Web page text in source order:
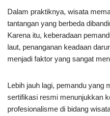
Dalam praktiknya, wisata
tantangan yang berbeda
Karena itu, keberadaan
laut, penanganan keadaan
menjadi faktor yang sangat
Lebih jauh lagi, pemandu yang
sertifikasi resmi menunjukkan
profesionalisme di bidang